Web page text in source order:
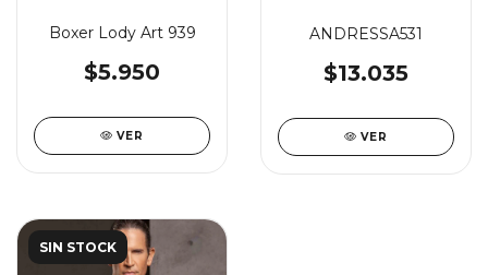
Boxer Lody Art 939
$5.950
VER
ANDRESSA531
$13.035
VER
SIN STOCK